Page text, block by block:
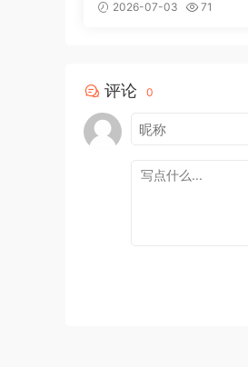
2026-07-03 71
评论 0